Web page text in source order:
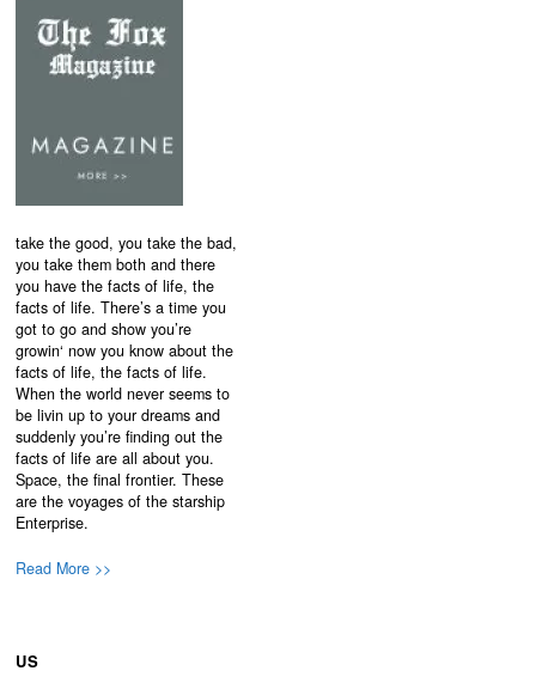
take the good, you take the bad,
you take them both and there
you have the facts of life, the
facts of life. There’s a time you
got to go and show you’re
growin‘ now you know about the
facts of life, the facts of life.
When the world never seems to
be livin up to your dreams and
suddenly you’re finding out the
facts of life are all about you.
Space, the final frontier. These
are the voyages of the starship
Enterprise.
Read More >>
US